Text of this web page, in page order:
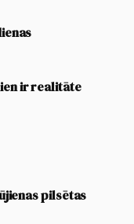
ir realitāte
pilsētas